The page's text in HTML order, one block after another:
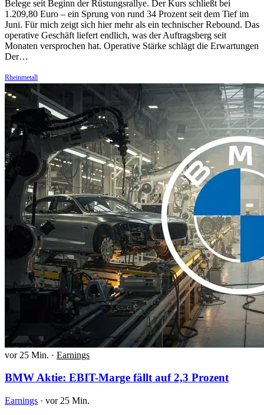
Belege seit Beginn der Rüstungsrallye. Der Kurs schließt bei
1.209,80 Euro – ein Sprung von rund 34 Prozent seit dem Tief im
Juni. Für mich zeigt sich hier mehr als ein technischer Rebound. Das
operative Geschäft liefert endlich, was der Auftragsberg seit
Monaten versprochen hat. Operative Stärke schlägt die Erwartungen
Der…
Rheinmetall
vor 25 Min. · Earnings
BMW Aktie: EBIT-Marge fällt auf 2,3 Prozent
Earnings · vor 25 Min.